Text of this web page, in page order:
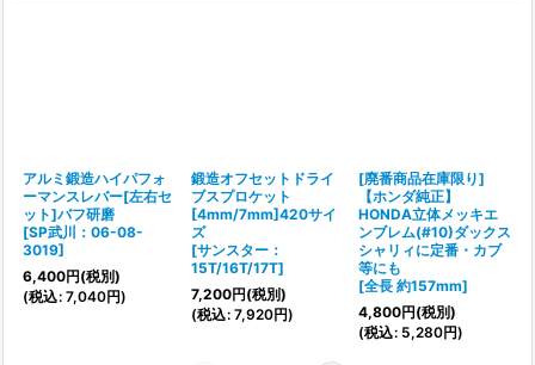
アルミ鍛造ハイパフォ
ーマンスレバー[左右セ
ット]バフ研磨
[SP武川：06-08-
3019]
6,400円(税別)
(税込: 7,040円)
鍛造オフセットドライ
ブスプロケット
[4mm/7mm]420サイ
ズ
[サンスター：
15T/16T/17T]
7,200円(税別)
(税込: 7,920円)
[廃番商品在庫限り]
【ホンダ純正】
HONDA立体メッキエ
ンブレム(#10)ダックス
シャリィに定番・カブ
等にも
[全長 約157mm]
4,800円(税別)
(税込: 5,280円)